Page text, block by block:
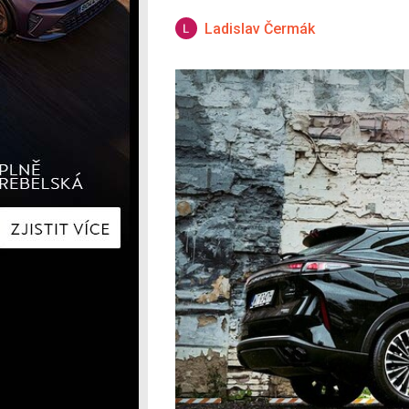
Kia
Peugeot
Renault
Škoda
Tesla
Volkswagen
Ostatní
Renault
Škoda
Toyota
Volvo
Ostatní
Ladislav Čermák